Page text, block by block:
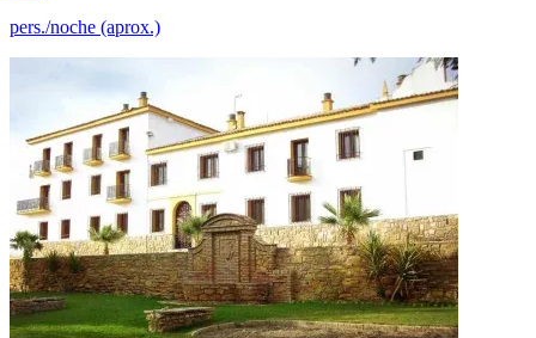
pers./noche (aprox.)